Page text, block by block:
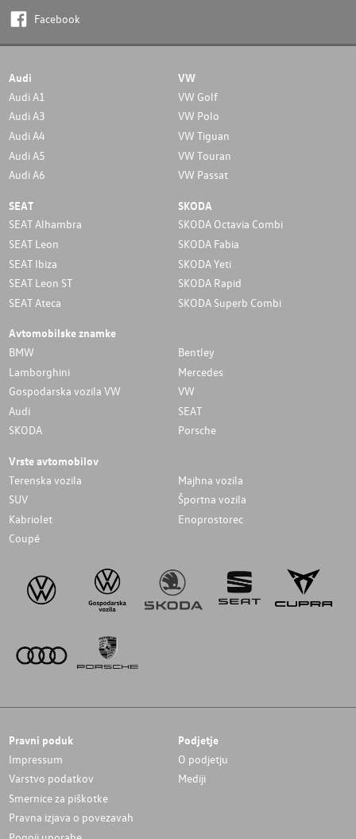
Facebook
Audi
Audi A1
Audi A3
Audi A4
Audi A5
Audi A6
VW
VW Golf
VW Polo
VW Tiguan
VW Touran
VW Passat
SEAT
SEAT Alhambra
SEAT Leon
SEAT Ibiza
SEAT Leon ST
SEAT Ateca
SKODA
SKODA Octavia Combi
SKODA Fabia
SKODA Yeti
SKODA Rapid
SKODA Superb Combi
Avtomobilske znamke
BMW
Bentley
Lamborghini
Mercedes
Gospodarska vozila VW
VW
Audi
SEAT
SKODA
Porsche
Vrste avtomobilov
Terenska vozila
Majhna vozila
SUV
Športna vozila
Kabriolet
Enoprostorec
Coupé
Pravni poduk
Impressum
Varstvo podatkov
Smernice za piškotke
Pravna izjava o povezavah
Podjetje
O podjetju
Mediji